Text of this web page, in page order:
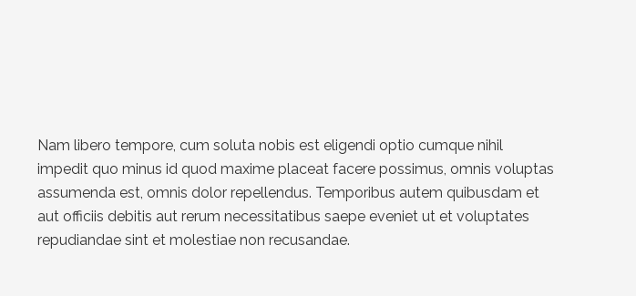
Nam libero tempore, cum soluta nobis est eligendi optio cumque nihil
impedit quo minus id quod maxime placeat facere possimus, omnis voluptas
assumenda est, omnis dolor repellendus. Temporibus autem quibusdam et
aut officiis debitis aut rerum necessitatibus saepe eveniet ut et voluptates
repudiandae sint et molestiae non recusandae.